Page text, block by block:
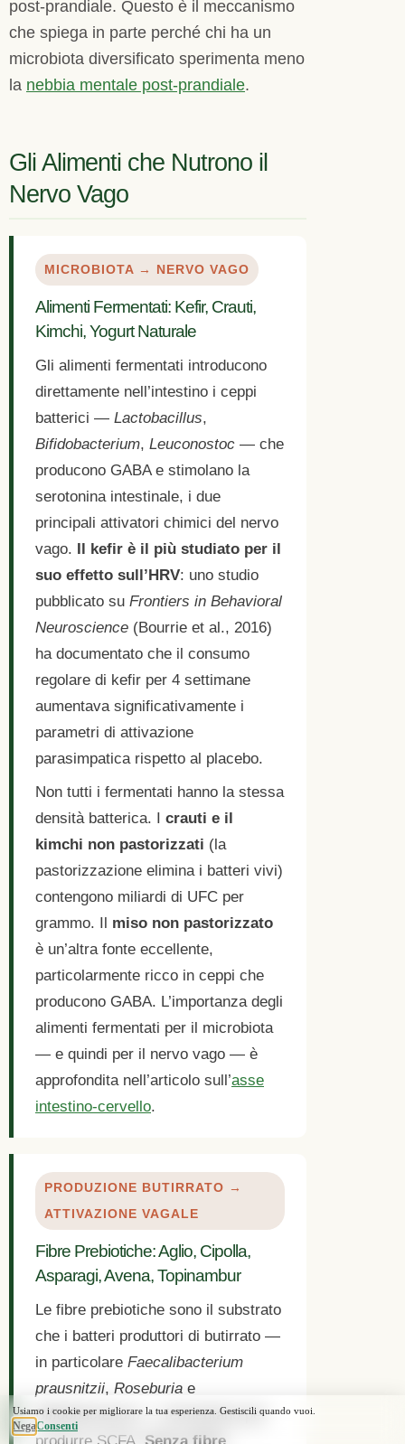
post-prandiale. Questo è il meccanismo
che spiega in parte perché chi ha un
microbiota diversificato sperimenta meno
la nebbia mentale post-prandiale.
Gli Alimenti che Nutrono il
Nervo Vago
MICROBIOTA → NERVO VAGO
Alimenti Fermentati: Kefir, Crauti,
Kimchi, Yogurt Naturale
Gli alimenti fermentati introducono
direttamente nell’intestino i ceppi
batterici — Lactobacillus,
Bifidobacterium, Leuconostoc — che
producono GABA e stimolano la
serotonina intestinale, i due
principali attivatori chimici del nervo
vago. Il kefir è il più studiato per il
suo effetto sull’HRV: uno studio
pubblicato su Frontiers in Behavioral
Neuroscience (Bourrie et al., 2016)
ha documentato che il consumo
regolare di kefir per 4 settimane
aumentava significativamente i
parametri di attivazione
parasimpatica rispetto al placebo.
Non tutti i fermentati hanno la stessa
densità batterica. I crauti e il
kimchi non pastorizzati (la
pastorizzazione elimina i batteri vivi)
contengono miliardi di UFC per
grammo. Il miso non pastorizzato
è un’altra fonte eccellente,
particolarmente ricco in ceppi che
producono GABA. L’importanza degli
alimenti fermentati per il microbiota
— e quindi per il nervo vago — è
approfondita nell’articolo sull’asse
intestino-cervello.
PRODUZIONE BUTIRRATO →
ATTIVAZIONE VAGALE
Fibre Prebiotiche: Aglio, Cipolla,
Asparagi, Avena, Topinambur
Le fibre prebiotiche sono il substrato
che i batteri produttori di butirrato —
in particolare Faecalibacterium
prausnitzii, Roseburia e
Bifidobacterium— fermentano per
produrre SCFA. Senza fibre